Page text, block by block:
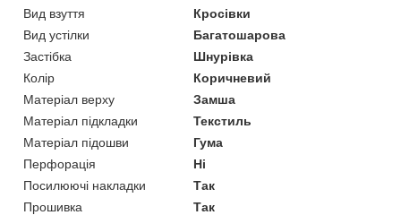
Вид взуття
Кросівки
Вид устілки
Багатошарова
Застібка
Шнурівка
Колір
Коричневий
Матеріал верху
Замша
Матеріал підкладки
Текстиль
Матеріал підошви
Гума
Перфорація
Ні
Посилюючі накладки
Так
Прошивка
Так